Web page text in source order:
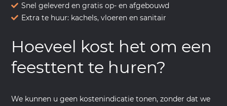
Snel geleverd en gratis op- en afgebouwd
Extra te huur: kachels, vloeren en sanitair
Hoeveel kost het om een
feesttent te huren?
We kunnen u geen kostenindicatie tonen, zonder dat we